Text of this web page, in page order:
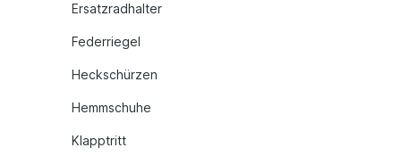
Ersatzradhalter
Federriegel
Heckschürzen
Hemmschuhe
Klapptritt